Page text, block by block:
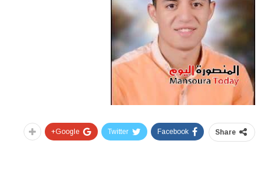
Share
Facebook
Twitter
Google+